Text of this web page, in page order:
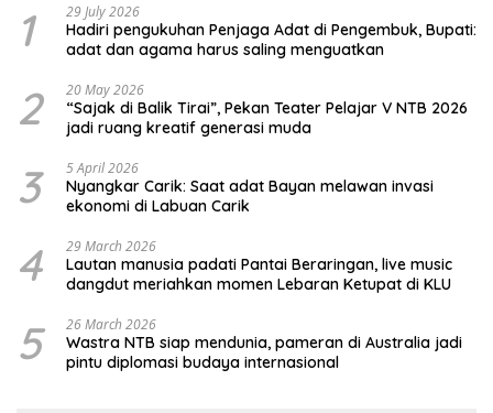
1 29 July 2026
Hadiri pengukuhan Penjaga Adat di Pengembuk, Bupati:
adat dan agama harus saling menguatkan
2 20 May 2026
“Sajak di Balik Tirai”, Pekan Teater Pelajar V NTB 2026
jadi ruang kreatif generasi muda
3 5 April 2026
Nyangkar Carik: Saat adat Bayan melawan invasi
ekonomi di Labuan Carik
4 29 March 2026
Lautan manusia padati Pantai Beraringan, live music
dangdut meriahkan momen Lebaran Ketupat di KLU
5 26 March 2026
Wastra NTB siap mendunia, pameran di Australia jadi
pintu diplomasi budaya internasional